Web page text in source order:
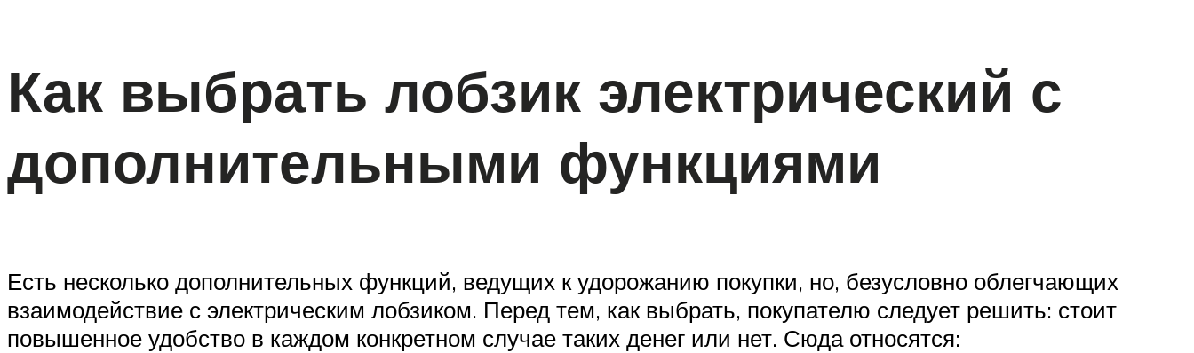
Как выбрать лобзик электрический с
дополнительными функциями
Есть несколько дополнительных функций, ведущих к удорожанию покупки, но, безусловно облегчающих
взаимодействие с электрическим лобзиком. Перед тем, как выбрать, покупателю следует решить: стоит
повышенное удобство в каждом конкретном случае таких денег или нет. Сюда относятся: